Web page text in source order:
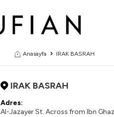
Anasayfa IRAK BASRAH
IRAK BASRAH
Adres:
Al-Jazayer St. Across from Ibn